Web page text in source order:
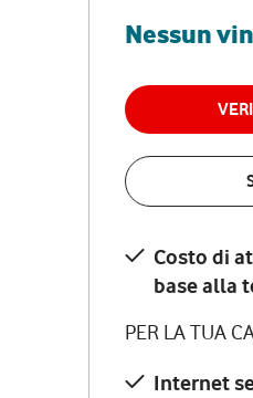
Nessun
Costo di
base alla
PER LA TUA
Internet